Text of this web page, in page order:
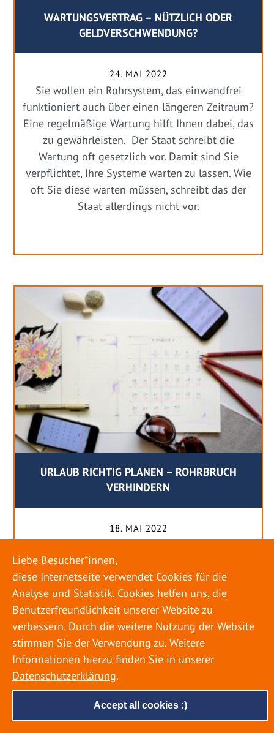
WARTUNGSVERTRAG – NÜTZLICH ODER
GELDVERSCHWENDUNG?
24. MAI 2022
Sie wollen ein Rohrsystem, das einwandfrei
funktioniert auch über einen längeren Zeitraum?
Eine regelmäßige Wartung hilft Ihnen dabei, das
zu gewährleisten. Der Staat schreibt die
Wartung oft gesetzlich vor. Damit sind Sie
verpflichtet, Ihre Systeme warten zu lassen. Wie
oft Sie diese warten müssen, schreibt das der
Staat allerdings nicht vor.
URLAUB RICHTIG PLANEN – ROHRBRUCH
VERHINDERN
18. MAI 2022
genießen ihren Urlaub. Dabei zieht es die Einen
weiter weg, die Anderen bleiben dann doch
lieber in der Heimat. Wenn Sie für eine längere
Zeit wegfahren möchten, gibt es einige Dinge zu
beachten, damit nicht anschließend eine böse
Überraschung auf Sie wartet. Um einen
möglichst entspannten Urlaub zu […]
Accept all cookies :)
Liebe Besucher*innen,
diese Internetseite verwendet Cookies für die
Analyse und Statistik. Cookies helfen uns, die
Benutzerfreundlichkeit unserer Website zu
verbessern. Durch die weitere Nutzung der Website
stimmen Sie der Verwendung zu. Weitere
Informationen hierzu finden Sie in unserer
Datenschutzerklärung.